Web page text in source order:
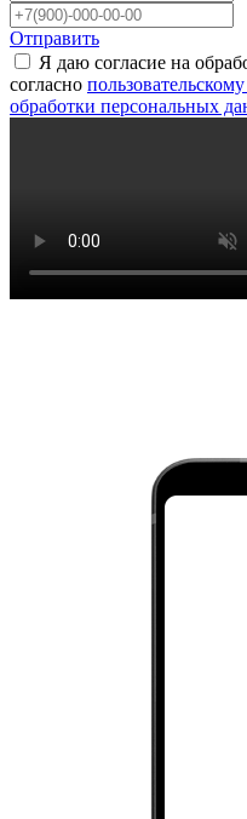
Отправить
Я даю согласие на
согласно
обработки персональных